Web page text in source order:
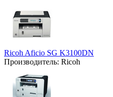
Ricoh Aficio SG K3100DN
Производитель: Ricoh